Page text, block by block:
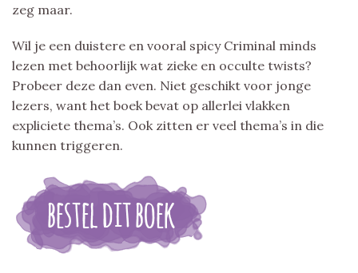
zeg maar.
Wil je een duistere en vooral spicy Criminal minds
lezen met behoorlijk wat zieke en occulte twists?
Probeer deze dan even. Niet geschikt voor jonge
lezers, want het boek bevat op allerlei vlakken
expliciete thema’s. Ook zitten er veel thema’s in die
kunnen triggeren.